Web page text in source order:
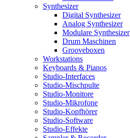
Synthesizer
Digital Synthesizer
Analog Synthesizer
Modulare Synthesizer
Drum Maschinen
Grooveboxen
Workstations
Keyboards & Pianos
Studio-Interfaces
Studio-Mischpulte
Studio-Monitore
Studio-Mikrofone
Studio-Kopfhörer
Studio-Software
Studio-Effekte